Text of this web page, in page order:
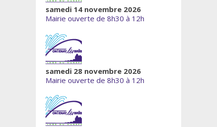
samedi 14 novembre 2026
Mairie ouverte de 8h30 à 12h
samedi 28 novembre 2026
Mairie ouverte de 8h30 à 12h